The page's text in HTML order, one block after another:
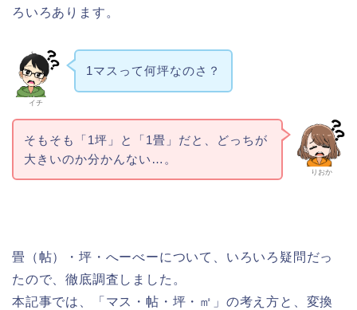
ろいろあります。
イチ
1マスって何坪なのさ？
りおか
そもそも「1坪」と「1畳」だと、どっちが
大きいのか分かんない…。
畳（帖）・坪・へーべーについて、いろいろ疑問だっ
たので、徹底調査しました。
本記事では、「マス・帖・坪・㎡」の考え方と、変換